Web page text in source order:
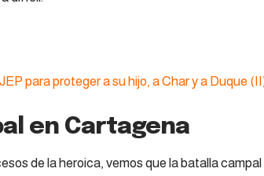
para proteger a su hijo, a Char y a Duque
en Cartagena
de la heroica, vemos que la batalla campal